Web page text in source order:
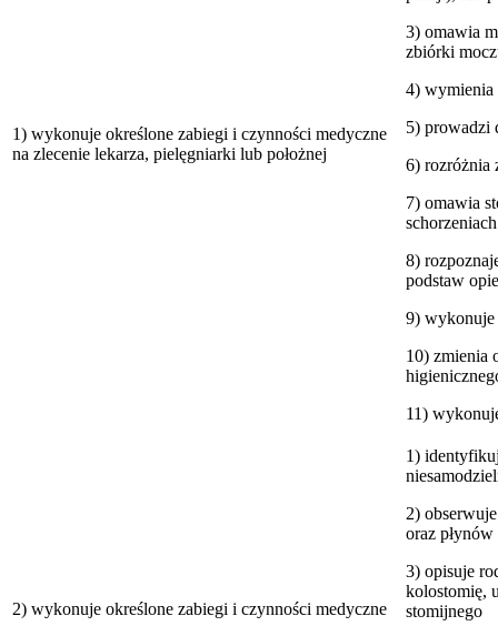
1) wykonuje określone zabiegi i czynności medyczne
na zlecenie lekarza, pielęgniarki lub położnej
3) omawia
zbiórki
4) wymienia
5) prowadzi
6) rozróżnia
7) omawia
schorzeniach
8)
podstaw
9) wykonuje
10) zmienia
11)
2) wykonuje określone zabiegi i czynności medyczne
1)
2)
oraz
3) opisuje
kolostomię,
stomijnego